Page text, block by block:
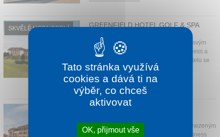
SKVĚLÉ HODNOCENÍ GREENFIELD HOTEL GOLF & SPA
Hotel je obklopen nádherným parkem, svým
hostům nabízí unikátní kombinaci wellness a
sportovního vyžití – v těsné blízkosti hotelu se
n...
1 noc od1 675 Kč
HOTEL CARAMELL
Hotel Caramell Premium Resort s neomezeným
vstupem do vnitřního a venkovního wellness
Tato stránka využívá
cookies a dává ti na
výběr, co chceš
aktivovat
OK, přijmout vše